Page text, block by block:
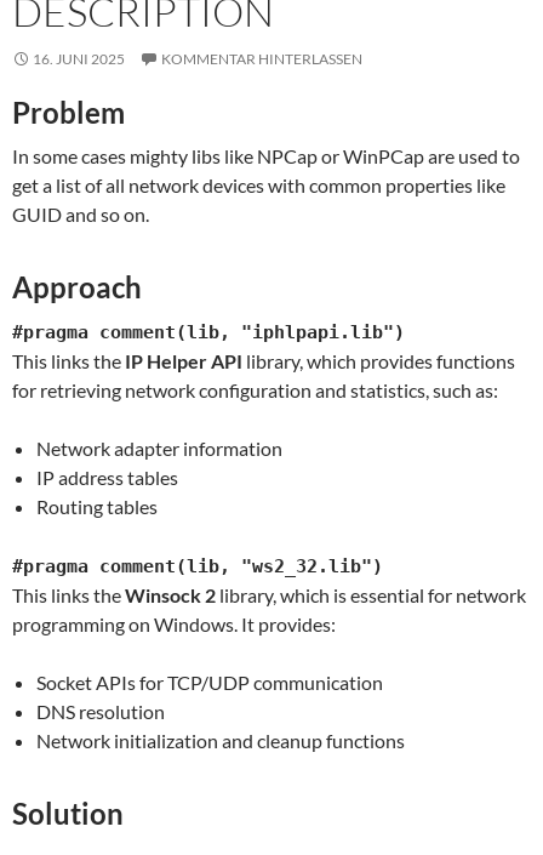
DESCRIPTION
16. JUNI 2025 KOMMENTAR HINTERLASSEN
Problem
In some cases mighty libs like NPCap or WinPCap are used to
get a list of all network devices with common properties like
GUID and so on.
Approach
#pragma comment(lib, "iphlpapi.lib")
This links the IP Helper API library, which provides functions
for retrieving network configuration and statistics, such as:
Network adapter information
IP address tables
Routing tables
#pragma comment(lib, "ws2_32.lib")
This links theWinsock 2 library, which is essential for network
programming on Windows. It provides:
Socket APIs for TCP/UDP communication
DNS resolution
Network initialization and cleanup functions
Solution